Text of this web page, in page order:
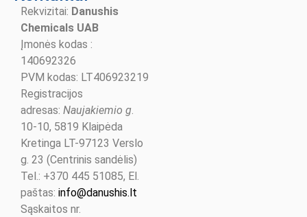
Rekvizitai: Danushis
Chemicals UAB
Įmonės kodas :
140692326
PVM kodas: LT406923219
Registracijos
adresas: Naujakiemio g.
10-10, 5819 Klaipėda
Kretinga LT-97123 Verslo
g. 23 (Centrinis sandėlis)
Tel.: +370 445 51085, El.
paštas: info@danushis.lt
Sąskaitos nr.